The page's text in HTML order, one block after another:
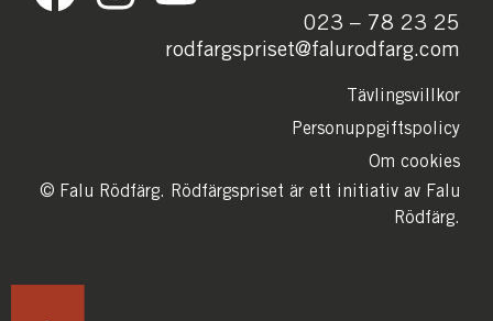
023 – 78 23 25
rodfargspriset@falurodfarg.com
Tävlingsvillkor
Personuppgiftspolicy
Om cookies
© Falu Rödfärg. Rödfärgspriset är ett initiativ av Falu
Rödfärg.